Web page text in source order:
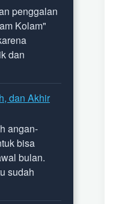
penggalan
Kolam"
dan
dan Akhir
angan-
bisa
bulan.
sudah